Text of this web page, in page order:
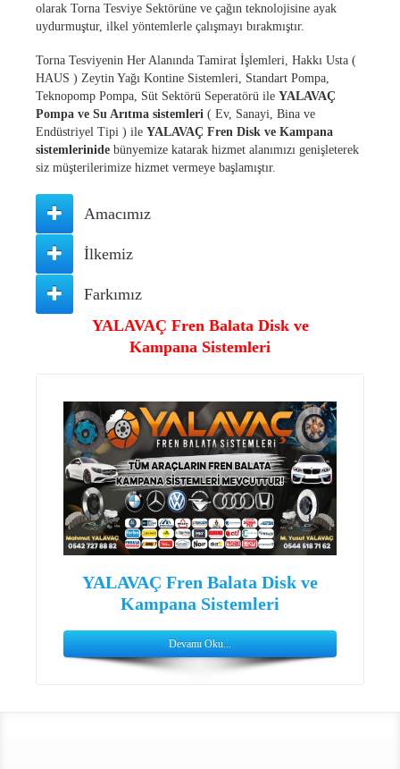
olarak Torna Tesviye Sektörüne ve çağın teknolojisine ayak
uydurmuştur, ilkel yöntemlerle çalışmayı bırakmıştır.
Torna Tesviyenin Her Alanında Tamirat İşlemleri, Hakkı Usta (
HAUS ) Zeytin Yağı Kontine Sistemleri, Standart Pompa,
Teknopomp Pompa, Süt Sektörü Seperatörü ile YALAVAÇ
Pompa ve Su Arıtma sistemleri ( Ev, Sanayi, Bina ve
Endüstriyel Tipi ) ile YALAVAÇ Fren Disk ve Kampana
sistemlerinide bünyemize katarak hizmet alanımızı genişleterek
siz müşterilerimize hizmet vermeye başlamıştır.
Amacımız
İlkemiz
Farkımız
YALAVAÇ Fren Balata Disk ve
Kampana Sistemleri
YALAVAÇ Fren Balata Disk ve
Kampana Sistemleri
Devamı Oku...